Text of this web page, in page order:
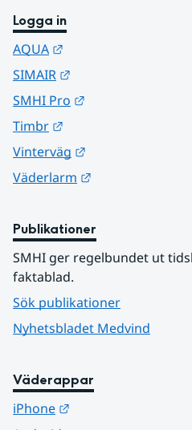
Logga in
AQUA
SIMAIR
SMHI Pro
Timbr
Vinterväg
Väderlarm
Publikationer
SMHI ger regelbundet ut
faktablad.
Sök publikationer
Nyhetsbladet Medvind
Väderappar
iPhone